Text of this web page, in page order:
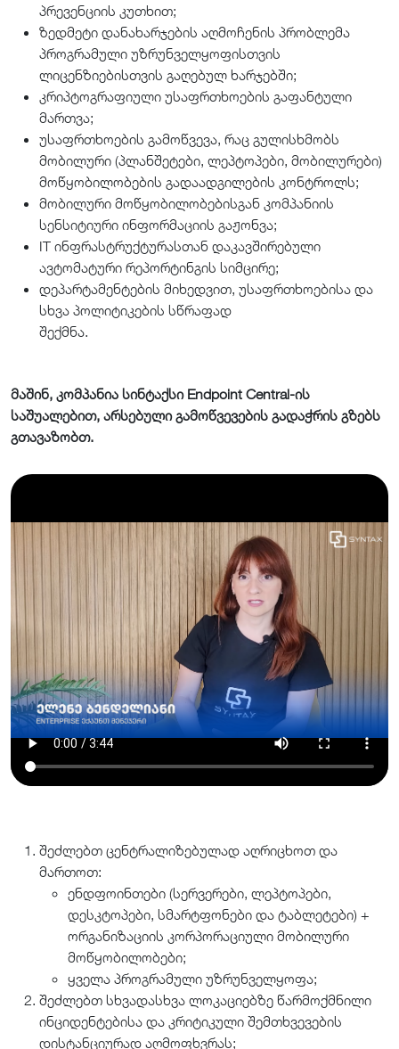
პრევენციის კუთხით;
ზედმეტი დანახარჯების აღმოჩენის პრობლემა
პროგრამული უზრუნველყოფისთვის
ლიცენზიებისთვის გაღებულ ხარჯებში;
კრიპტოგრაფიული უსაფრთხოების გაფანტული
მართვა;
უსაფრთხოების გამოწვევა, რაც გულისხმობს
მობილური (პლანშეტები, ლეპტოპები, მობილურები)
მოწყობილობების გადაადგილების კონტროლს;
მობილური მოწყობილობებისგან კომპანიის
სენსიტიური ინფორმაციის გაჟონვა;
IT ინფრასტრუქტურასთან დაკავშირებული
ავტომატური რეპორტინგის სიმცირე;
დეპარტამენტების მიხედვით, უსაფრთხოებისა და
სხვა პოლიტიკების სწრაფად
შექმნა.
მაშინ, კომპანია სინტაქსი Endpoint Central-ის
საშუალებით, არსებული გამოწვევების გადაჭრის გზებს
გთავაზობთ.
შეძლებთ ცენტრალიზებულად აღრიცხოთ და
მართოთ:
ენდფოინთები (სერვერები, ლეპტოპები,
დესკტოპები, სმარტფონები და ტაბლეტები) +
ორგანიზაციის კორპორაციული მობილური
მოწყობილობები;
ყველა პროგრამული უზრუნველყოფა;
შეძლებთ სხვადასხვა ლოკაციებზე წარმოქმნილი
ინციდენტებისა და კრიტიკული შემთხვევების
დისტანციურად აღმოფხვრას;